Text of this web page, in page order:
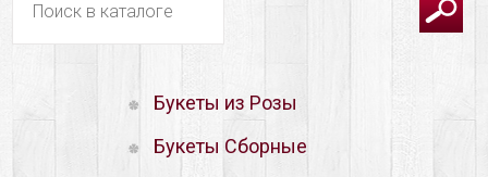
Букеты из Розы
Букеты Сборные